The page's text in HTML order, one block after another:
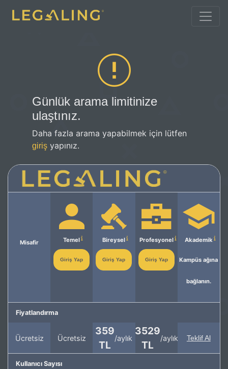
Günlük arama limitinize
ulaştınız.
Daha fazla arama yapabilmek için lütfen
giriş yapınız.
Misafir Temel
Giriş Yap
Bireysel
Giriş Yap
Profesyonel
Giriş Yap
Akademik
Kampüs ağına
bağlanın.
Fiyatlandırma
Ücretsiz Ücretsiz
359
TL
/aylık
3529
TL
/aylık Teklif Al
Kullanıcı Sayısı